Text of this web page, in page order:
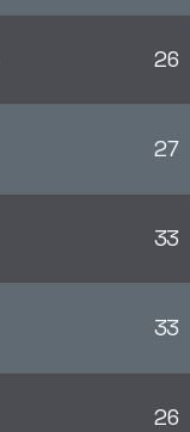
26
27
33
33
26